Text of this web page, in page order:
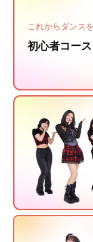
これからダンス
初心者コース